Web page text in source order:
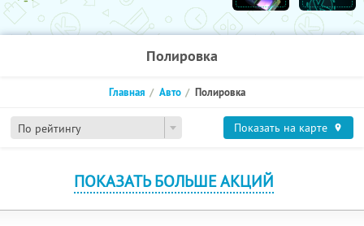
Полировка
По рейтингу
Главная Авто Полировка
Показать на карте
ПОКАЗАТЬ БОЛЬШЕ АКЦИЙ